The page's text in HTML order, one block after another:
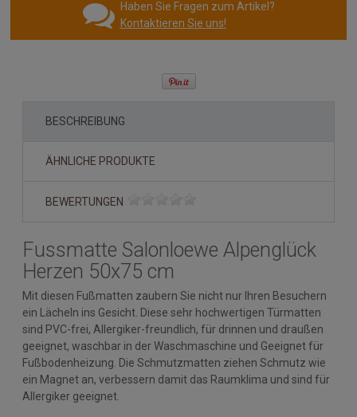
Haben Sie Fragen zum Artikel?
Kontaktieren Sie uns!
BESCHREIBUNG
ÄHNLICHE PRODUKTE
BEWERTUNGEN
Fussmatte Salonloewe Alpenglück
Herzen 50x75 cm
Mit diesen Fußmatten zaubern Sie nicht nur Ihren Besuchern
ein Lächeln ins Gesicht. Diese sehr hochwertigen Türmatten
sind PVC-frei, Allergiker-freundlich, für drinnen und draußen
geeignet, waschbar in der Waschmaschine und Geeignet für
Fußbodenheizung. Die Schmutzmatten ziehen Schmutz wie
ein Magnet an, verbessern damit das Raumklima und sind für
Allergiker geeignet.